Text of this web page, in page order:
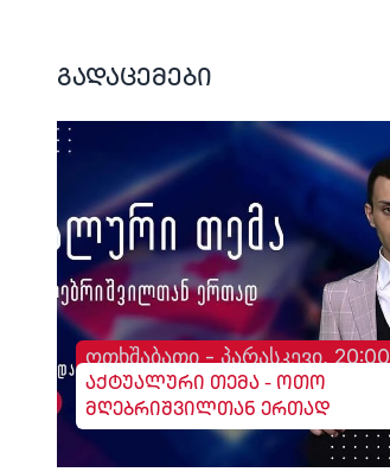
გადაცემები
ოთხშაბათი - პარასკევი, 20:00
აქტუალური თემა - ოთო
მღებრიშვილთან ერთად